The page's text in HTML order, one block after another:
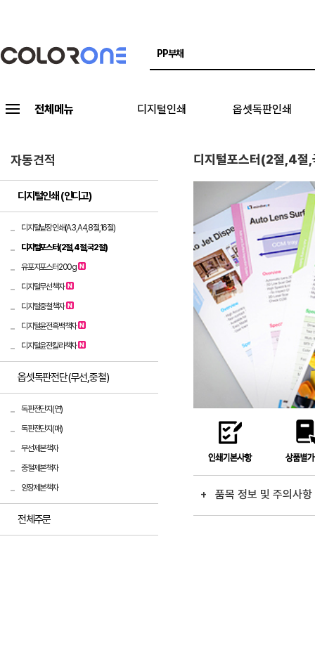
전체메뉴 디지털인쇄 옵셋독판인쇄
자동견적
디지털인쇄 (인디고)
디지털낱장인쇄(A3,A4,8절,16절)
디지털포스터(2절,4절,국2절)
유포지포스터200g
디지털무선책자
디지털중철책자
디지털윤전흑백책자
디지털윤전칼라책자
옵셋독판전단(무선,중철)
독판전단지(연)
독판전단지(매)
무선제본책자
중철제본책자
양장제본책자
전체주문
디지털포스터(2절,4
+ 품목 정보 및 주의사